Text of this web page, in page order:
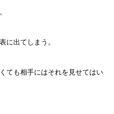
に出てしまう。
ても相手にはそれを見せてはい